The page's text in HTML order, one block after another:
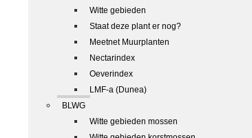
Witte gebieden
Staat deze plant er nog?
Meetnet Muurplanten
Nectarindex
Oeverindex
LMF-a (Dunea)
BLWG
Witte gebieden mossen